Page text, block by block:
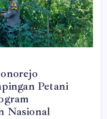
Petani
Nasional